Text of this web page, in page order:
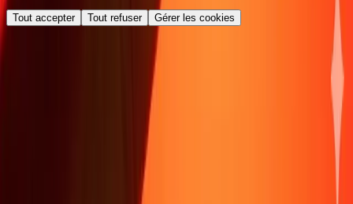
Tout accepter Tout refuser Gérer les cookies